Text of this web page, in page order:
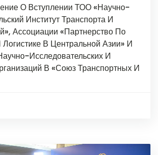
О Вступлении ТОО «Научно-
Институт Транспорта И
Ассоциации «Партнерство По
В Центральной Азии» И
Исследовательских И
В «Союз Транспортных И